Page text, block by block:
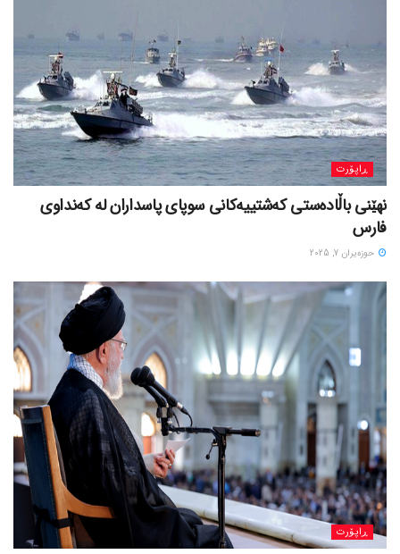
ڕاپۆرت
نهێنی باڵادەستی کەشتییەکانی سوپای پاسداران لە کەنداوی
فارس
حوزه‌یران 7, 2025
ڕاپۆرت